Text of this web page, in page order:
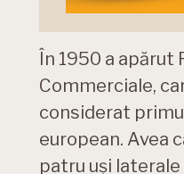
În 1950 a apărut
Commerciale,
considerat
european. Avea
patru uși